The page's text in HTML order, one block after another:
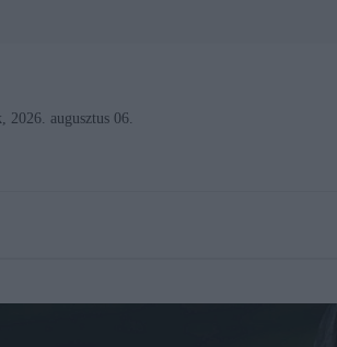
2026. augusztus 06.